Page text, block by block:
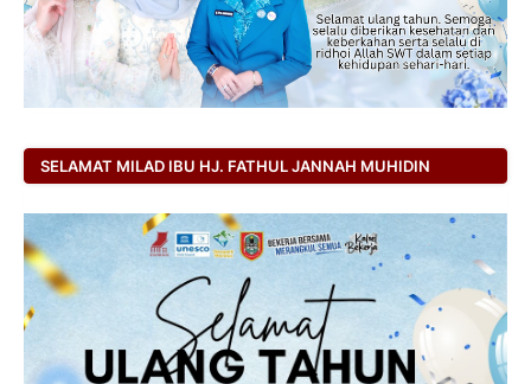
SELAMAT MILAD IBU HJ. FATHUL JANNAH MUHIDIN